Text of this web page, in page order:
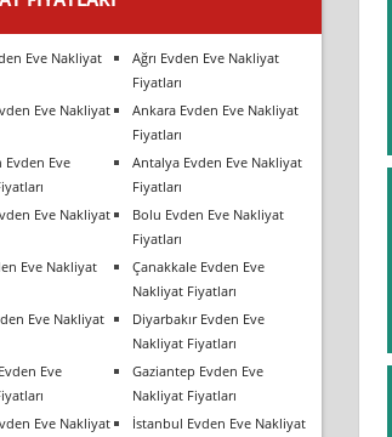
Eve Nakliyat
Ağrı Evden Eve Nakliyat
Fiyatları
Eve Nakliyat
Ankara Evden Eve Nakliyat
Fiyatları
Evden Eve
Antalya Evden Eve Nakliyat
Fiyatları
Eve Nakliyat
Bolu Evden Eve Nakliyat
Fiyatları
Eve Nakliyat
Çanakkale Evden Eve
Nakliyat Fiyatları
Eve Nakliyat
Diyarbakır Evden Eve
Nakliyat Fiyatları
Eve
Gaziantep Evden Eve
Nakliyat Fiyatları
Eve Nakliyat
İstanbul Evden Eve Nakliyat